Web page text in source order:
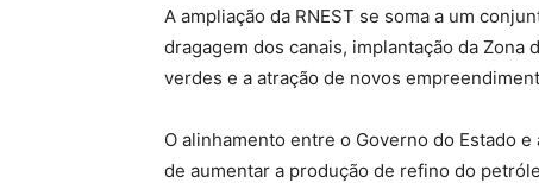
A ampliação da RNEST se soma a um
dragagem dos canais, implantação da
verdes e a atração de novos
O alinhamento entre o Governo do Estado
de aumentar a produção de refino do